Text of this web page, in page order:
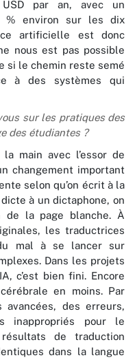
par an, avec un
% environ sur les dix
artificielle est donc
nous est pas possible
si le chemin reste semé
à des systèmes qui
sur les pratiques des
des étudiantes ?
main avec l’essor de
changement important
selon qu’on écrit à la
à un dictaphone, on
de la page blanche. À
les traductrices
mal à se lancer sur
Dans les projets
c’est bien fini. Encore
en moins. Par
des erreurs,
inappropriés pour le
de traduction
dans la langue